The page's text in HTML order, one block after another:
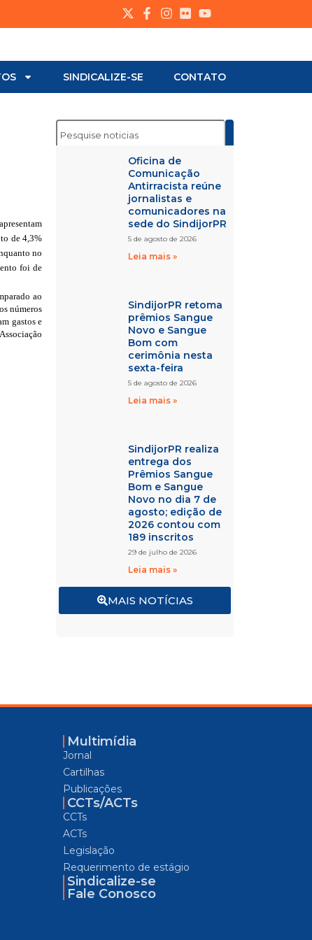
SINDICALIZE-SE CONTATO
de 4,3%
no
foi de
ao
números
gastos e
Oficina de
Comunicação
Antirracista reúne
jornalistas e
comunicadores na
sede do SindijorPR
5 de agosto de 2026
Leia mais »
SindijorPR retoma
prêmios Sangue
Novo e Sangue
Bom com
cerimônia nesta
sexta-feira
5 de agosto de 2026
Leia mais »
SindijorPR realiza
entrega dos
Prêmios Sangue
Bom e Sangue
Novo no dia 7 de
agosto; edição de
2026 contou com
189 inscritos
29 de julho de 2026
Leia mais »
MAIS NOTÍCIAS
Multimídia
Jornal
Cartilhas
Publicações
CCTs/ACTs
CCTs
ACTs
Legislação
Requerimento de estágio
Sindicalize-se
Fale Conosco